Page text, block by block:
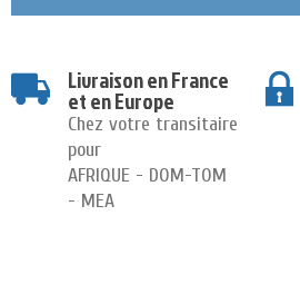
Livraison en France
et en Europe
Chez votre transitaire
pour
AFRIQUE - DOM-TOM
- MEA